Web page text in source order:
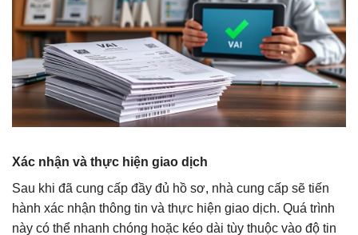
Xác nhận và thực hiện giao dịch
Sau khi đã cung cấp đầy đủ hồ sơ, nhà cung cấp sẽ tiến
hành xác nhận thông tin và thực hiện giao dịch. Quá trình
này có thể nhanh chóng hoặc kéo dài tùy thuộc vào độ tin